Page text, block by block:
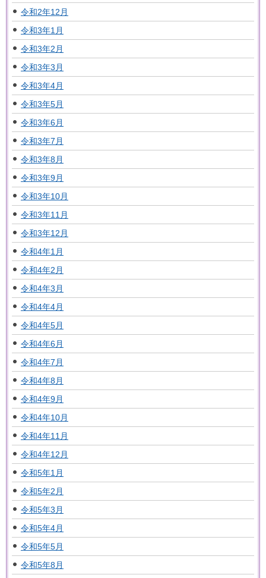
令和2年12月
令和3年1月
令和3年2月
令和3年3月
令和3年4月
令和3年5月
令和3年6月
令和3年7月
令和3年8月
令和3年9月
令和3年10月
令和3年11月
令和3年12月
令和4年1月
令和4年2月
令和4年3月
令和4年4月
令和4年5月
令和4年6月
令和4年7月
令和4年8月
令和4年9月
令和4年10月
令和4年11月
令和4年12月
令和5年1月
令和5年2月
令和5年3月
令和5年4月
令和5年5月
令和5年8月